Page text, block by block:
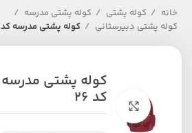
خانه کوله پشتی
کوله پشتی مدرسه
کوله پشتی دبیرستانی
کوله پشتی مدرسه کد 26
برای بزرگنمایی کلیک کنید
کوله پشتی مدرسه
کد 26